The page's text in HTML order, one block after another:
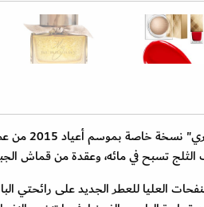
تسبح في مائه، وعقدة من قماش الجبردين
العليا للعطر الجديد على رائحتي